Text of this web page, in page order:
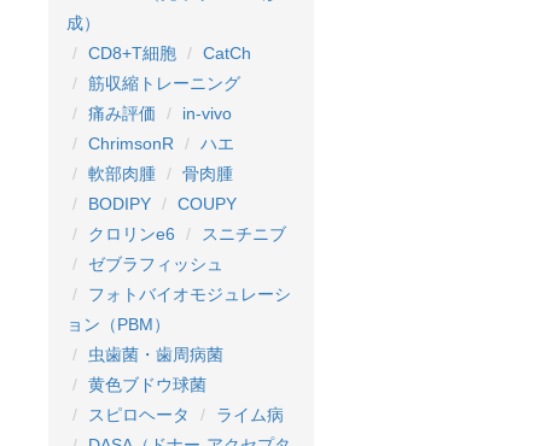
成）
CD8+T細胞
CatCh
筋収縮トレーニング
痛み評価
in-vivo
ChrimsonR
ハエ
軟部肉腫
骨肉腫
BODIPY
COUPY
クロリンe6
スニチニブ
ゼブラフィッシュ
フォトバイオモジュレーシ
ョン（PBM）
虫歯菌・歯周病菌
黄色ブドウ球菌
スピロヘータ
ライム病